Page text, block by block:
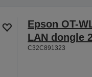
Epson OT-
LAN dongle
C32C891323